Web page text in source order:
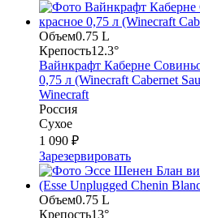
Объем0.75 L
Крепость12.3°
Вайнкрафт Каберне
0,75 л (Winecraft Cabernet
Winecraft
Россия
Сухое
1 090 ₽
Зарезервировать
Объем0.75 L
Крепость13°